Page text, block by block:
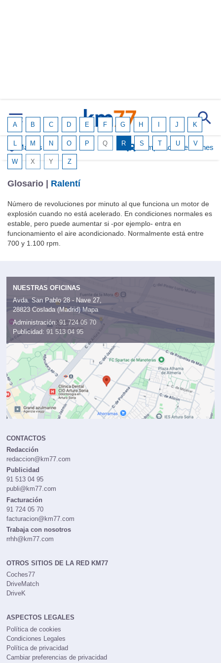
Marcas Comparador de coches
A B C D E F G H J K
L M N O P Q R S T U V
W X Y Z
Glosario | Ralentí
Número de revoluciones por minuto al que funciona un motor de
explosión cuando no está acelerado. En condiciones normales es
estable, pero puede aumentar si -por ejemplo- entra en
funcionamiento el aire acondicionado. Normalmente está entre
700 y 1.100 rpm.
NUESTRAS OFICINAS
Avda. San Pablo 28 - Nave 27,
28823 Coslada (Madrid) Mapa
Administración: 91 724 05 70
Publicidad: 91 513 04 95
CONTACTOS
Redacción
redaccion@km77.com
Publicidad
91 513 04 95
publi@km77.com
Facturación
91 724 05 70
facturacion@km77.com
Trabaja con nosotros
rrhh@km77.com
OTROS SITIOS DE LA RED KM77
Coches77
DriveMatch
DriveK
ASPECTOS LEGALES
Política de cookies
Condiciones Legales
Política de privacidad
Cambiar preferencias de privacidad